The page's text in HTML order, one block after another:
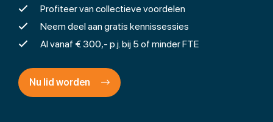
Profiteer van collectieve voordelen
Neem deel aan gratis kennissessies
Al vanaf € 300,- p.j. bij 5 of minder FTE
Nu lid worden